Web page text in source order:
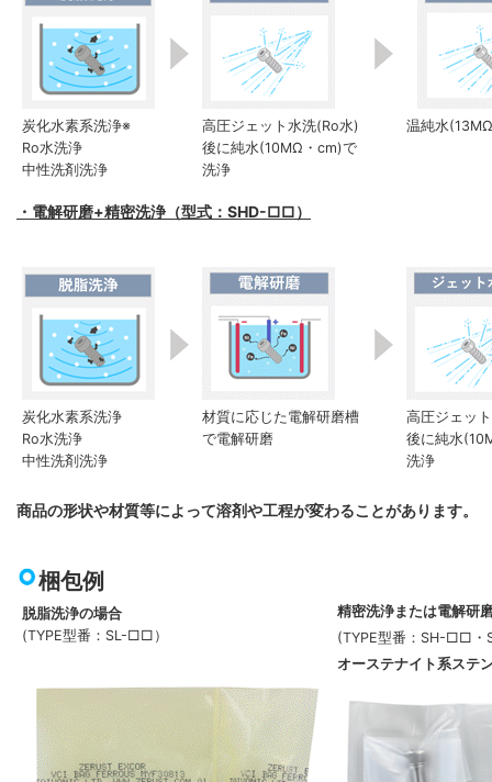
炭化水素系洗浄※
Ro水洗浄
中性洗剤洗浄
高圧ジェット水洗(Ro水)
後に純水(10MΩ・cm)で
洗浄
温純水
・電解研磨+精密洗浄（型式：SHD-□□）
炭化水素系洗浄
Ro水洗浄
中性洗剤洗浄
材質に応じた電解研磨槽
で電解研磨
高圧ジェッ
後に純水
洗浄
商品の形状や材質等によって溶剤や工程が変わることがあります。
梱包例
脱脂洗浄の場合
(TYPE型番：SL-□□）
精密洗浄または電解研
(TYPE型番：SH-□□
オーステナイト系ステ